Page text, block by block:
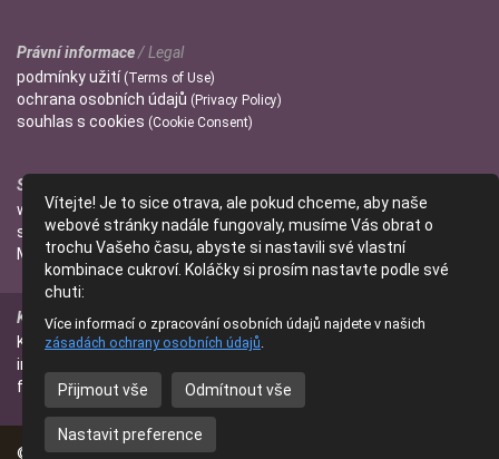
Právní informace/ Legal
podmínkyužití (Terms of Use)
ochrana osobních údajů (Privacy Policy)
souhlas s cookies (Cookie Consent)
Správci
wendulka
slniecko
Mitzi
Kontakt / Contact
Kontaktujte nás(Contact Us)
info@parfumanie.cz
facebook.com/parfumaniecz
© 2014 - 2026parfumanie.cz
Vítejte! Je to sice otrava, ale pokud chceme, aby naše
webové stránky nadále fungovaly, musíme Vás obrat o
trochu Vašeho času, abyste si nastavili své vlastní
kombinace cukroví. Koláčky si prosím nastavte podle své
chuti:
Více informací o zpracování osobních údajů najdete v našich
zásadách ochrany osobních údajů.
Přijmout vše Odmítnout vše
Nastavit preference